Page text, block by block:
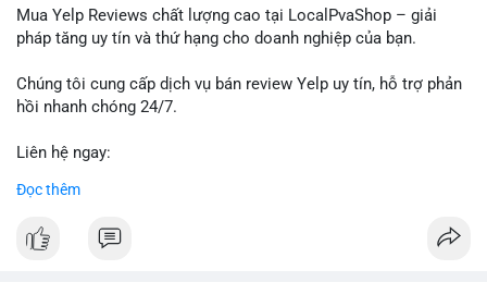
Mua Yelp Reviews chất lượng cao tại LocalPvaShop – giải
pháp tăng uy tín và thứ hạng cho doanh nghiệp của bạn.
Chúng tôi cung cấp dịch vụ bán review Yelp uy tín, hỗ trợ phản
hồi nhanh chóng 24/7.
Liên hệ ngay:
✈️ Telegram: @localpvashop
LocalPvaShop – Đối tác đáng tin cậy giúp thương hiệu của bạn
Đọc thêm